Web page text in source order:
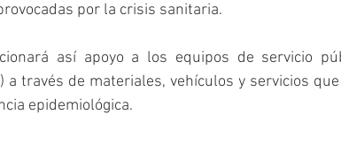
por la crisis sanitaria.
así apoyo a los equipos de servicio
a través de materiales, vehículos y servicios
epidemiológica.